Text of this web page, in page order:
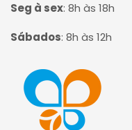
Seg à sex: 8h às 18h
Sábados: 8h às 12h
Página inicial